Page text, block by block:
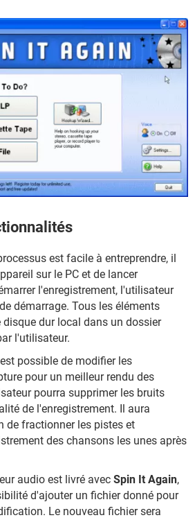
est facile à entreprendre, il
sur le PC et de lancer
l'enregistrement, l'utilisateur
démarrage. Tous les éléments
dur local dans un dossier
l'utilisateur.
possible de modifier les
pour un meilleur rendu des
pourra supprimer les bruits
de l'enregistrement. Il aura
de fractionner les pistes et
des chansons les unes après
audio est livré avec Spin It Again,
d'ajouter un fichier donné pour
Le nouveau fichier sera